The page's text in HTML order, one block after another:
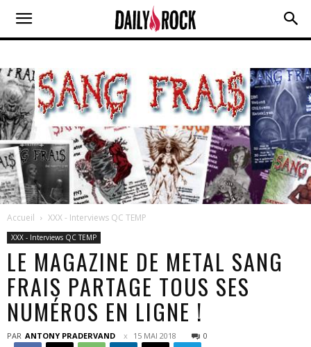
Accueil XXX - Interviews QC TEMP
XXX - Interviews QC TEMP
LE MAGAZINE DE METAL SANG
FRAIS PARTAGE TOUS SES
NUMÉROS EN LIGNE !
PAR ANTONY PRADERVAND 15 MAI 2018 0